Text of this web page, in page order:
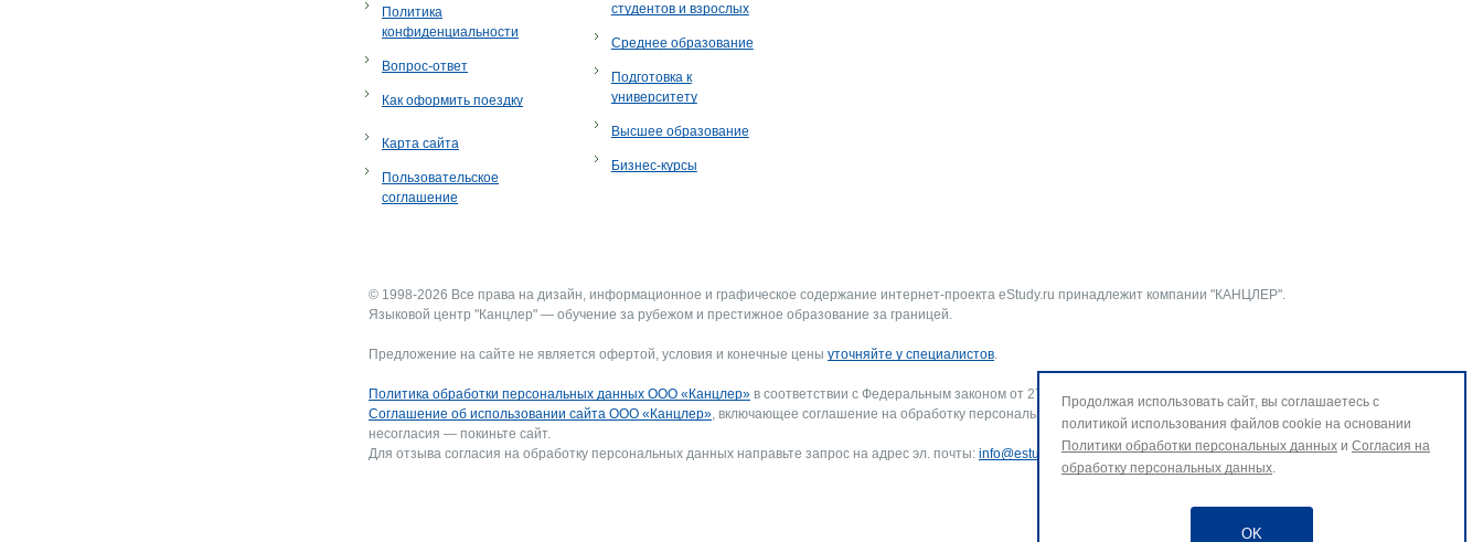
Политика
конфиденциальности
Вопрос-ответ
Как оформить поездку
Карта сайта
Пользовательское
соглашение
студентов и взрослых
Среднее образование
Подготовка к
университету
Высшее образование
Бизнес-курсы
© 1998-2026 Все права на дизайн, информационное и графическое содержание интернет-проекта eStudy.ru принадлежит компании "КАНЦЛЕР".
Языковой центр "Канцлер" — обучение за рубежом и престижное образование за границей.
Предложение на сайте не является офертой, условия и конечные цены уточняйте у специалистов.
Политика обработки персональных данных ООО «Канцлер» в соответствии с Федеральным законом от 27.07.2006 г. № 152-ФЗ «О персональных данных».
Соглашение об использовании сайта ООО «Канцлер», включающее соглашение на обработку персональных данных и использование файлов cookie. В случае
несогласия — покиньте сайт.
Для отзыва согласия на обработку персональных данных направьте запрос на адрес эл. почты: info@estudy.ru.
Продолжая использовать сайт, вы соглашаетесь с
политикой использования файлов cookie на основании
Политики обработки персональных данных и Согласия на
обработку персональных данных.
OK